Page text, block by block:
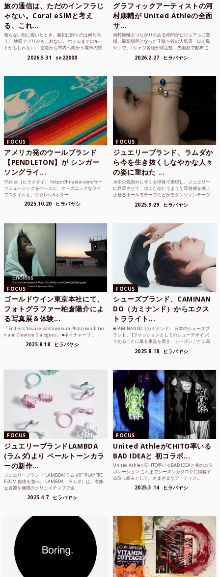
旅の通信は、ただのインフラじ
ゃない。Coral eSIMと考え
る、これ...
知らない街に着いたとき、最初に開くのは何だろ
う。 地図アプリかもしれない。 ホテルまでのルー
トかもしれない。 空港から市内へ向かう電車の乗
2026.5.31 sn22000
グラフィックアーティストの河
村康輔が United Athleの全面
サ...
河村康輔とつながりのある仲間がビジュアルに登
場。撮影場所となった千駄ヶ谷の人気店「ほそ島
や」で、Tシャツ各種が限定数、先着順で配布 こ
2026.2.27 ヒラバヤシ
FOCUS
アメリカ発のウールブランド
【PENDLETON】が シンガー
ソングライ...
平井 大（ヒライダイ） https://hiraidai.com/サー
フミュージックをベースに、オーガニックなライ
フスタイルと、ウクレレ&ギター...
2025.10.20 ヒラバヤシ
FOCUS
ジュエリーブランド、ラムダか
ら今を生き抜くしなやかな人々
の姿に重ねた ...
水中の気泡やしずくを球体で表現し、ジュエリー
に昇華させて、水にたゆたうような浮遊感を感じ
させるボールモチーフなどがモダンヴィンテージ
2025.9.29 ヒラバヤシ
FOCUS
ゴールドウイン東京本社にて、
フォトグラファー柏倉陽介によ
る写真展＆体験...
「Endless Yosuke Kashiwakura Photo Exhibitio
n and Creative Dialogues」 ■ネイチャーフ...
2025.8.18 ヒラバヤシ
FOCUS
シューズブランド、CAMINAN
DO（カミナンド）からエクス
トラライト...
■CAMINANDO（カミナンド） 日本のシューズブ
ランド。 [ファッションとしてのシューデザイン]
であることに最も重点を置き、シーズンごとに高
2025.8.18 ヒラバヤシ
FOCUS
ジュエリーブランドLAMBDA
(ラムダ)より ペールトーンカラ
ーの新作...
ジュエリーブランド“LAMBDA( ラムダ))” “PLAYFRE
EDOM 自由を遊べ。 LAMBDA（ラムダ）は、有限
な資源を無限のクリエイティブで追...
2025.4.7 ヒラバヤシ
FOCUS
United AthleがCHITO率いる
BAD IDEAと 初コラボ...
United AthleがCHITO率いるBAD IDEAと初のコラ
ボレーション これまでシーズンカタログに掲載す
る取り組みとして、さまざまなアーティス...
2025.3.14 ヒラバヤシ